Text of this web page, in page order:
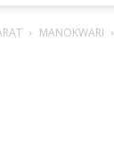
MANOKWARI